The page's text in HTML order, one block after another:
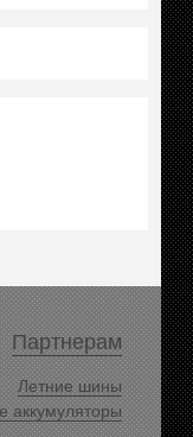
Партнерам
Летние шины
аккумуляторы